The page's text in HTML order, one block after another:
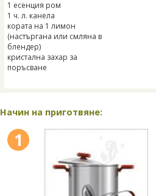
1 есенция ром
1 ч. л. канела
кората на 1 лимон
(настъргана или смляна в
блендер)
кристална захар за
поръсване
Начин на приготвяне:
1